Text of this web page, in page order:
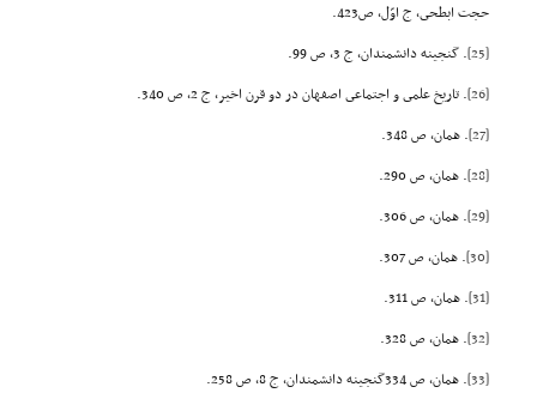
حجت ابطحى، ج اوّل، ص423.
[25]
. گنجینه دانشمندان، ج 3، ص 99.
[26]
. تاریخ علمى و اجتماعى اصفهان در دو قرن اخیر، ج 2، ص 340.
[27]
. همان، ص 348.
[28]
. همان، ص 290.
[29]
. همان، ص 306.
[30]
. همان، ص 307.
[31]
. همان، ص 311.
[32]
. همان، ص 328.
[33]
. همان، ص 334گنجینه دانشمندان، ج 8، ص 258.